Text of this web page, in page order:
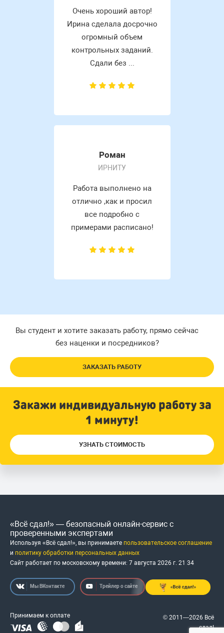
Очень хороший автор!
Ирина сделала досрочно
огромный объем
контрольных заданий.
Сдали без ...
Роман
ИРНИТУ
Работа выполнено на
отлично ,как и просил
все подробно с
примерами расписано!
Вы студент и хотите заказать работу, прямо сейчас
без наценки и посредников?
ЗАКАЗАТЬ РАБОТУ
Закажи индивидуальную работу за
1 минуту!
УЗНАТЬ СТОИМОСТЬ
«Всё сдал!» — безопасный онлайн-сервис с
проверенными экспертами
Используя «Всё сдал!», вы принимаете пользовательское соглашение
и политику обработки персональных данных
Сайт работает по московскому времени: 7 августа 2026 г. 21 :34
Мы ВКонтакте Трейлер о сайте
Принимаем к оплате
© 2011—2026 Всё
сдал!